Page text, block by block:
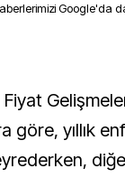
Google'da
göre, yıllık